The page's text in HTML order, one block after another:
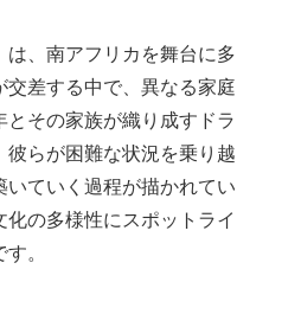
は、南アフリカを舞台に多
交差する中で、異なる家庭
とその家族が織り成すドラ
彼らが困難な状況を乗り越
いていく過程が描かれてい
化の多様性にスポットライ
。